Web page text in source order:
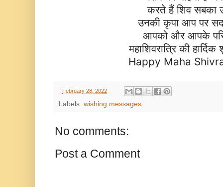
करते हैं शिव सबका
उनकी कृपा आप पर
आपको और आपके
महाशिवरात्रि की
Happy Maha
- February 28, 2022
Labels: wishing messages
No comments:
Post a Comment